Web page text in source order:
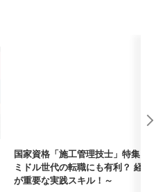
国家資格「施工管理技士」特集 ～
ミドル世代の転職にも有利？ 経験
が重要な実践スキル！～